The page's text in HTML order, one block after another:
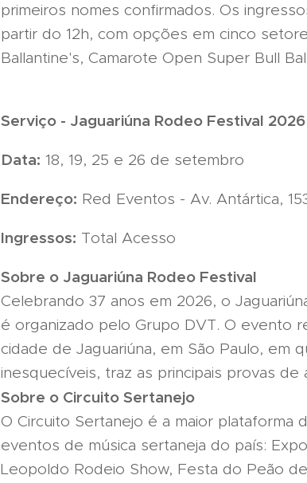
primeiros nomes confirmados. Os
partir do 12h, com opções em cinco
Ballantine's, Camarote Open Super Bull
Serviço - Jaguariúna Rodeo Festival 2026
Data: 18, 19, 25 e 26 de setembro
Endereço: Red Eventos - Av. Antártica,
Ingressos: Total Acesso
Sobre o Jaguariúna Rodeo Festival
Celebrando 37 anos em 2026, o
é organizado pelo Grupo DVT. O evento
cidade de Jaguariúna, em São Paulo, em
inesquecíveis, traz as principais provas de
Sobre o Circuito Sertanejo
O Circuito Sertanejo é a maior plataforma
eventos de música sertaneja do país:
Leopoldo Rodeio Show, Festa do Peão